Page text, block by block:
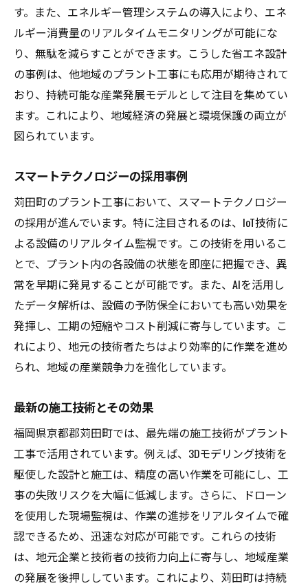
す。また、エネルギー管理システムの導入により、エネ
ルギー消費量のリアルタイムモニタリングが可能にな
り、無駄を減らすことができます。こうした省エネ設計
の事例は、他地域のプラント工事にも応用が期待されて
おり、持続可能な産業発展モデルとして注目を集めてい
ます。これにより、地域経済の発展と環境保護の両立が
図られています。
スマートテクノロジーの採用事例
苅田町のプラント工事において、スマートテクノロジー
の採用が進んでいます。特に注目されるのは、IoT技術に
よる設備のリアルタイム監視です。この技術を用いるこ
とで、プラント内の各設備の状態を即座に把握でき、異
常を早期に発見することが可能です。また、AIを活用し
たデータ解析は、設備の予防保全においても高い効果を
発揮し、工期の短縮やコスト削減に寄与しています。こ
れにより、地元の技術者たちはより効率的に作業を進め
られ、地域の産業競争力を強化しています。
最新の施工技術とその効果
福岡県京都郡苅田町では、最先端の施工技術がプラント
工事で活用されています。例えば、3Dモデリング技術を
駆使した設計と施工は、精度の高い作業を可能にし、工
事の失敗リスクを大幅に低減します。さらに、ドローン
を使用した現場監視は、作業の進捗をリアルタイムで確
認できるため、迅速な対応が可能です。これらの技術
は、地元企業と技術者の技術力向上に寄与し、地域産業
の発展を後押ししています。これにより、苅田町は持続